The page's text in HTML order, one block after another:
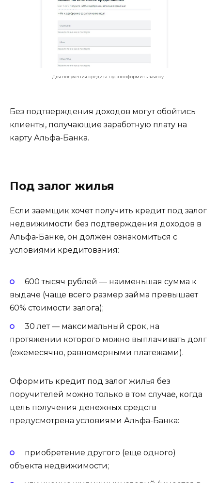
Для получения кредита нужно оформить заявку.
Без подтверждения доходов могут обойтись
клиенты, получающие заработную плату на
карту Альфа-Банка.
Под залог жилья
Если заемщик хочет получить кредит под залог
недвижимости без подтверждения доходов в
Альфа-Банке, он должен ознакомиться с
условиями кредитования:
600 тысяч рублей — наименьшая сумма к
выдаче (чаще всего размер займа превышает
60% стоимости залога);
30 лет — максимальный срок, на
протяжении которого можно выплачивать долг
(ежемесячно, равномерными платежами).
Оформить кредит под залог жилья без
поручителей можно только в том случае, когда
цель получения денежных средств
предусмотрена условиями Альфа-Банка:
приобретение другого (еще одного)
объекта недвижимости;